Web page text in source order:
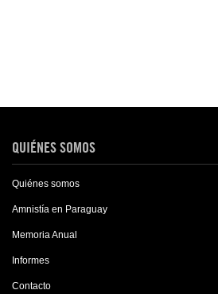
QUIÉNES SOMOS
Quiénes somos
Amnistía en Paraguay
Memoria Anual
Informes
Contacto